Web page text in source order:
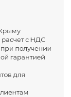
с НДС
получении
гарантией
для